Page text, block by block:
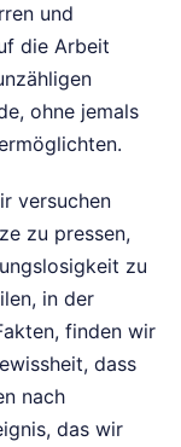
und
die Arbeit
ohne jemals
versuchen
zu pressen,
zu
in der
finden wir
dass
nach
das wir